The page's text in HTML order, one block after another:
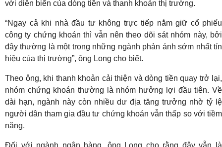
với diễn biến của dòng tiền và thanh khoản thị trường.
“Ngay cả khi nhà đầu tư không trực tiếp nắm giữ cổ phiếu
công ty chứng khoán thì vẫn nên theo dõi sát nhóm này, bởi
đây thường là một trong những ngành phản ánh sớm nhất tín
hiệu của thị trường”, ông Long cho biết.
Theo ông, khi thanh khoản cải thiện và dòng tiền quay trở lại,
nhóm chứng khoán thường là nhóm hưởng lợi đầu tiên. Về
dài hạn, ngành này còn nhiều dư địa tăng trưởng nhờ tỷ lệ
người dân tham gia đầu tư chứng khoán vẫn thấp so với tiềm
năng.